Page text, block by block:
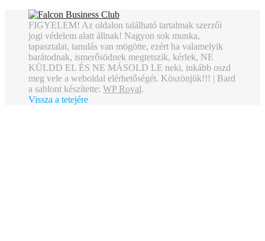
FIGYELEM! Az oldalon található tartalmak szerzői
jogi védelem alatt állnak! Nagyon sok munka,
tapasztalat, tanulás van mögötte, ezért ha valamelyik
barátodnak, ismerősödnek megtetszik, kérlek, NE
KÜLDD EL ÉS NE MÁSOLD LE neki, inkább oszd
meg vele a weboldal elérhetőségét. Köszönjük!!! | Bard
a sablont készítette: WP Royal.
Vissza a tetejére